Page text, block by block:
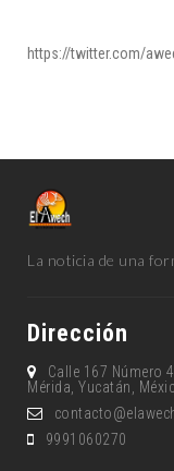
https://twitter.com/
La noticia de una
Dirección
Calle 167 Número
Mérida, Yucatán,
9991060270